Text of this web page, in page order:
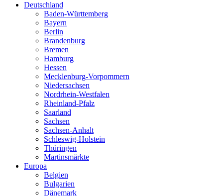
Deutschland
Baden-Württemberg
Bayern
Berlin
Brandenburg
Bremen
Hamburg
Hessen
Mecklenburg-Vorpommern
Niedersachsen
Nordrhein-Westfalen
Rheinland-Pfalz
Saarland
Sachsen
Sachsen-Anhalt
Schleswig-Holstein
Thüringen
Martinsmärkte
Europa
Belgien
Bulgarien
Dänemark